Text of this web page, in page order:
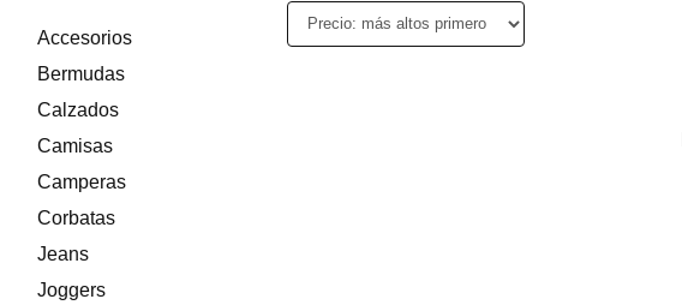
Accesorios
Bermudas
Calzados
Camisas
Camperas
Corbatas
Jeans
Joggers